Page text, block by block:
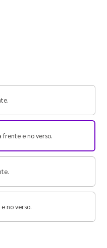
frente e no verso.
no verso.